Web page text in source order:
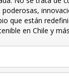
que están
en Chile y